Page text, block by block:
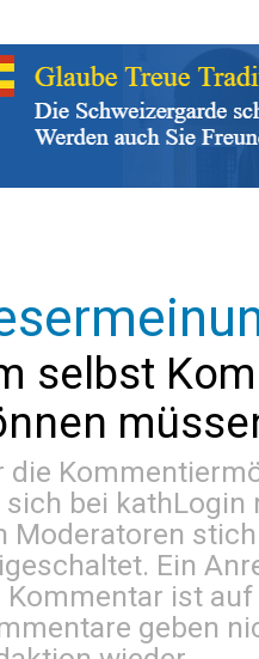
selbst
die
sich bei kathLogin
Moderatoren
Ein
Kommentar ist
geben